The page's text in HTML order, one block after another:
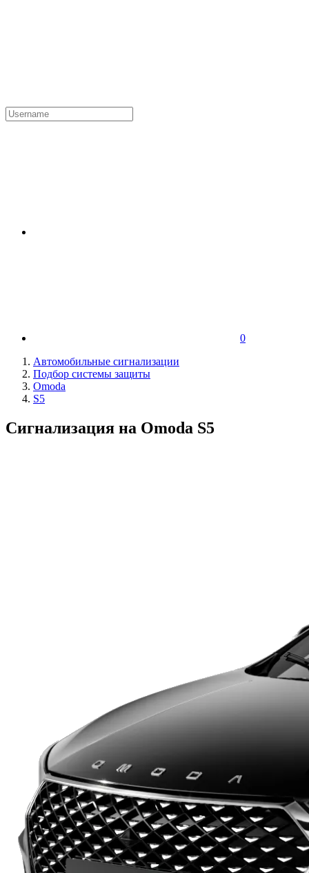
0
Автомобильные сигнализации
Подбор системы защиты
Omoda
S5
Сигнализация на Omoda S5